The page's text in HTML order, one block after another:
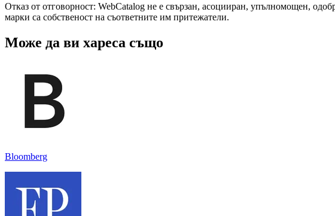
Отказ от отговорност: WebCatalog не е свързан, асоцииран, упълномощен,
марки са собственост на съответните им притежатели.
Може да ви хареса също
Bloomberg